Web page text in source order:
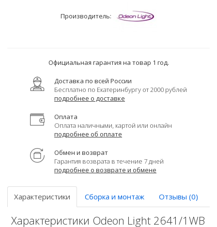
Производитель:
Официальная гарантия на товар 1 год.
Доставка по всей России
Бесплатно по Екатеринбургу от 2000 рублей
подробнее о доставке
Оплата
Оплата наличными, картой или онлайн
подробнее об оплате
Обмен и возврат
Гарантия возврата в течение 7 дней
подробнее о возврате и обмене
Характеристики Сборка и монтаж Отзывы (0)
Характеристики Odeon Light 2641/1WB